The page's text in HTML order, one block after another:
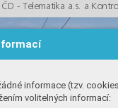
informace (tzv. cookies
volitelných informací:
ČD - Tel ematika a s. a Kontro